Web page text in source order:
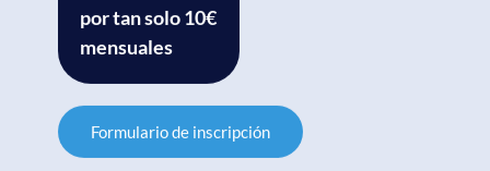
por tan solo 10€
mensuales
Formulario de inscripción